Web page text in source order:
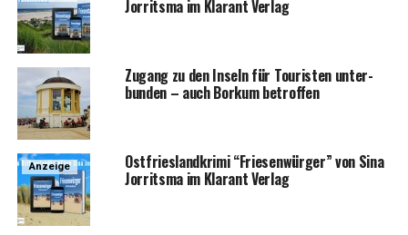
Jor­rit­s­ma im Klar­ant Verlag
Zugang zu den Inseln für Tou­ris­ten unter­
bun­den – auch Bor­kum betroffen
Anzeige Ost­fries­land­kri­mi “Frie­sen­wür­ger” von Sina
Jor­rit­s­ma im Klar­ant Verlag